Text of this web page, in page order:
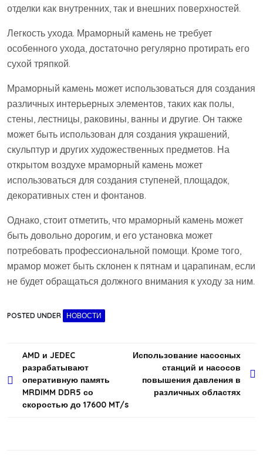
отделки как внутренних, так и внешних поверхностей.
Легкость ухода. Мраморный камень не требует
особенного ухода, достаточно регулярно протирать его
сухой тряпкой.
Мраморный камень может использоваться для создания
различных интерьерных элементов, таких как полы,
стены, лестницы, раковины, ванны и другие. Он также
может быть использован для создания украшений,
скульптур и других художественных предметов. На
открытом воздухе мраморный камень может
использоваться для создания ступеней, площадок,
декоративных стен и фонтанов.
Однако, стоит отметить, что мраморный камень может
быть довольно дорогим, и его установка может
потребовать профессиональной помощи. Кроме того,
мрамор может быть склонен к пятнам и царапинам, если
не будет обращаться должного внимания к уходу за ним.
POSTED UNDER НОВОСТИ
Навигация
по
записям
AMD и JEDEC
разрабатывают
оперативную память
MRDIMM DDR5 со
скоростью до 17600 MT/s
Использование насосных
станций и насосов
повышения давления в
различных областях